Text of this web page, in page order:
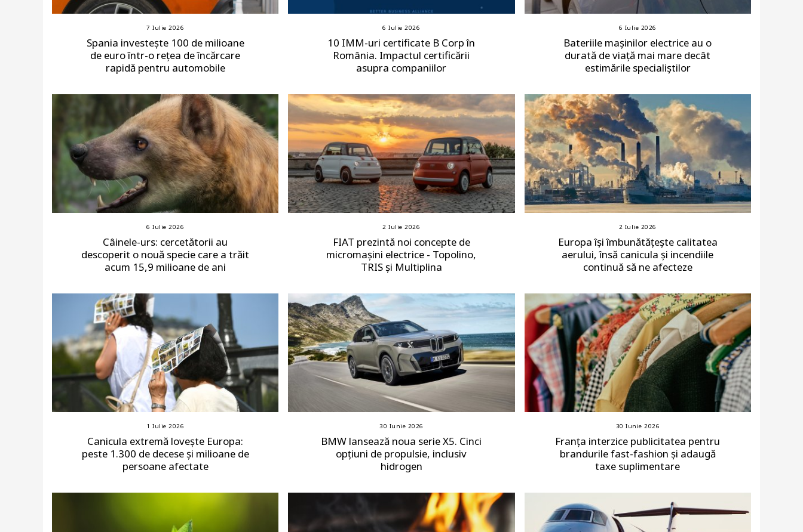
7 Iulie 2026
Spania investește 100 de milioane
de euro într-o rețea de încărcare
rapidă pentru automobile
6 Iulie 2026
10 IMM-uri certificate B Corp în
România. Impactul certificării
asupra companiilor
6 Iulie 2026
Bateriile mașinilor electrice au o
durată de viață mai mare decât
estimările specialiștilor
6 Iulie 2026
Câinele-urs: cercetătorii au
descoperit o nouă specie care a trăit
acum 15,9 milioane de ani
2 Iulie 2026
FIAT prezintă noi concepte de
micromașini electrice - Topolino,
TRIS și Multiplina
2 Iulie 2026
Europa își îmbunătățește calitatea
aerului, însă canicula și incendiile
continuă să ne afecteze
1 Iulie 2026
Canicula extremă lovește Europa:
peste 1.300 de decese și milioane de
persoane afectate
30 Iunie 2026
BMW lansează noua serie X5. Cinci
opțiuni de propulsie, inclusiv
hidrogen
30 Iunie 2026
Franța interzice publicitatea pentru
brandurile fast-fashion și adaugă
taxe suplimentare